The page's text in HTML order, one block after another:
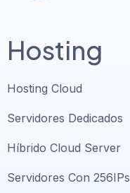
Hosting
Hosting Cloud
Servidores Dedicados
Híbrido Cloud Server
Servidores Con 256IPs